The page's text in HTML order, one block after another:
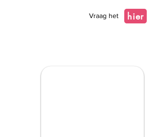
Vraag het hier